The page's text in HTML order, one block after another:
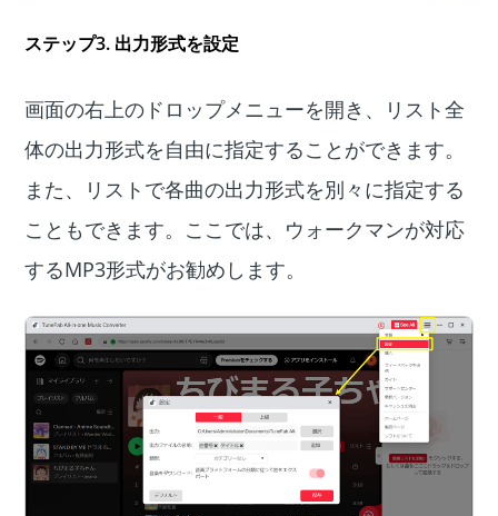
ステップ3. 出力形式を設定
画面の右上のドロップメニューを開き、リスト全
体の出力形式を自由に指定することができます。
また、リストで各曲の出力形式を別々に指定する
こともできます。ここでは、ウォークマンが対応
するMP3形式がお勧めします。